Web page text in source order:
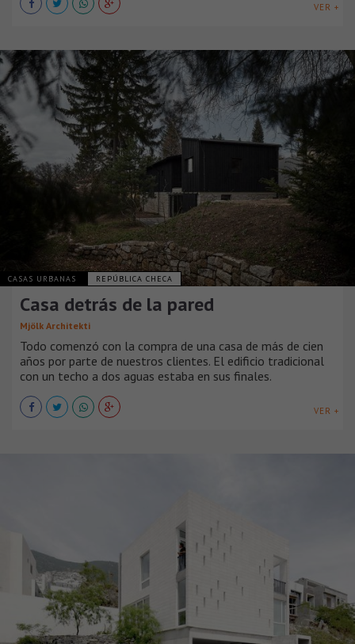
VER +
CASAS URBANAS REPÚBLICA CHECA
Casa detrás de la pared
Mjölk Architekti
Todo comenzó con la compra de una casa de más de cien
años por parte de nuestros clientes. El edificio tradicional
con un techo a dos aguas estaba en sus finales.
VER +